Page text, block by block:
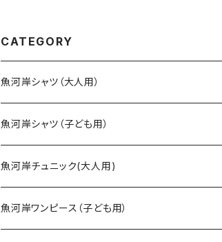
CATEGORY
魚河岸シャツ（大人用）
SSサイズ
Sサイズ
Mサイズ
魚河岸シャツ（子ども用）
90cm
100cm
魚河岸チュニック(大人用)
魚河岸ワンピース（子ども用）